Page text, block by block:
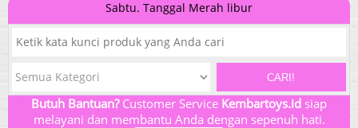
Sabtu. Tanggal Merah libur
CARI!
Butuh Bantuan?Customer Service Kembartoys.id siap
melayani dan membantu Anda dengan sepenuh hati.